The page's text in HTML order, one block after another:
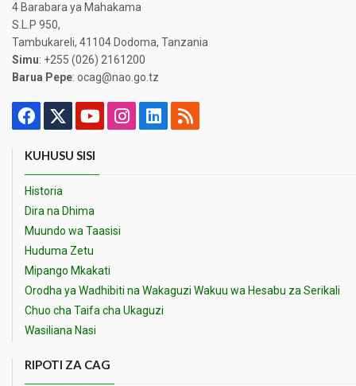
4 Barabara ya Mahakama
S.L.P 950,
Tambukareli, 41104 Dodoma, Tanzania
Simu: +255 (026) 2161200
Barua Pepe: ocag@nao.go.tz
KUHUSU SISI
Historia
Dira na Dhima
Muundo wa Taasisi
Huduma Zetu
Mipango Mkakati
Orodha ya Wadhibiti na Wakaguzi Wakuu wa Hesabu za Serikali
Chuo cha Taifa cha Ukaguzi
Wasiliana Nasi
RIPOTI ZA CAG